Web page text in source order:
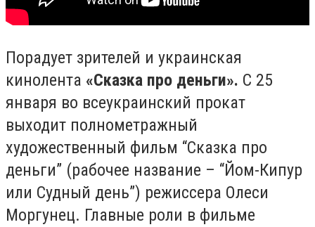
Порадует зрителей и украинская
кинолента «Сказка про деньги». С 25
января во всеукраинский прокат
выходит полнометражный
художественный фильм “Сказка про
деньги” (рабочее название – “Йом-Кипур
или Судный день”) режиссера Олеси
Моргунец. Главные роли в фильме